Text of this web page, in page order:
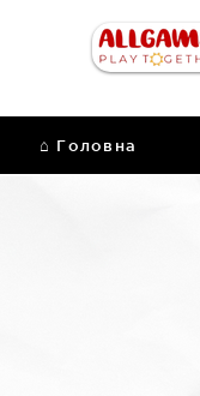
⌂ Головна